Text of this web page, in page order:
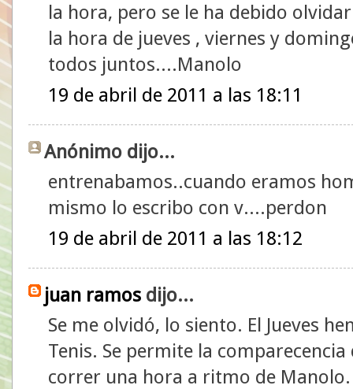
la hora, pero se le ha debido
la hora de jueves , viernes y
todos juntos....Manolo
19 de abril de 2011 a las 18:11
Anónimo dijo...
entrenabamos..cuando eramos
mismo lo escribo con v....perdon
19 de abril de 2011 a las 18:12
juan ramos dijo...
Se me olvidó, lo siento. El Jueves
Tenis. Se permite la
correr una hora a ritmo de Manolo.